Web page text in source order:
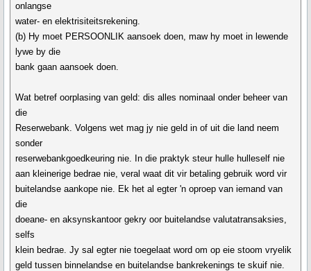
onlangse
water- en elektrisiteitsrekening.
(b) Hy moet PERSOONLIK aansoek doen, maw hy moet in lewende
lywe by die
bank gaan aansoek doen.
Wat betref oorplasing van geld: dis alles nominaal onder beheer van
die
Reserwebank. Volgens wet mag jy nie geld in of uit die land neem
sonder
reserwebankgoedkeuring nie. In die praktyk steur hulle hulleself nie
aan kleinerige bedrae nie, veral waat dit vir betaling gebruik word vir
buitelandse aankope nie. Ek het al egter 'n oproep van iemand van
die
doeane- en aksynskantoor gekry oor buitelandse valutatransaksies,
selfs
klein bedrae. Jy sal egter nie toegelaat word om op eie stoom vryelik
geld tussen binnelandse en buitelandse bankrekenings te skuif nie.